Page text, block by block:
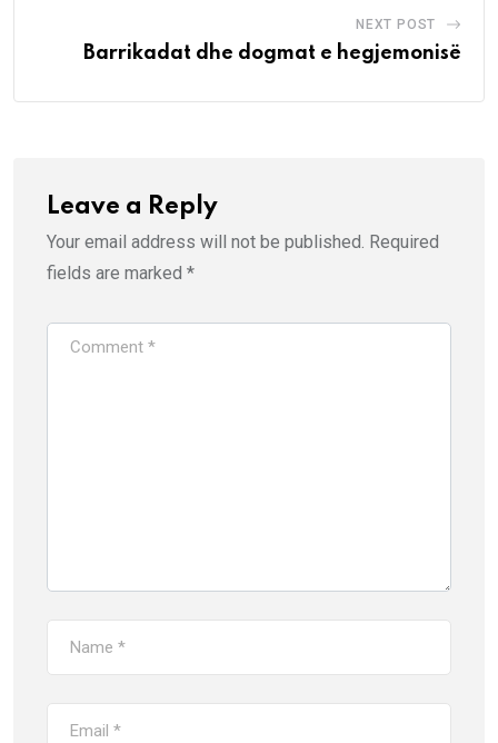
NEXT POST
Barrikadat dhe dogmat e hegjemonisë
Leave a Reply
Your email address will not be published. Required
fields are marked *